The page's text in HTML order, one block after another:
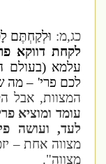
כג,מ:וּלְקַחְתֶּם
לקחת דווקא פרי
עלמא (בעולם
לכם פרי' – מה
המצוות, אבל
עומד ומוציא
לעד, ועושה
מצווה אחת –
מצווה".